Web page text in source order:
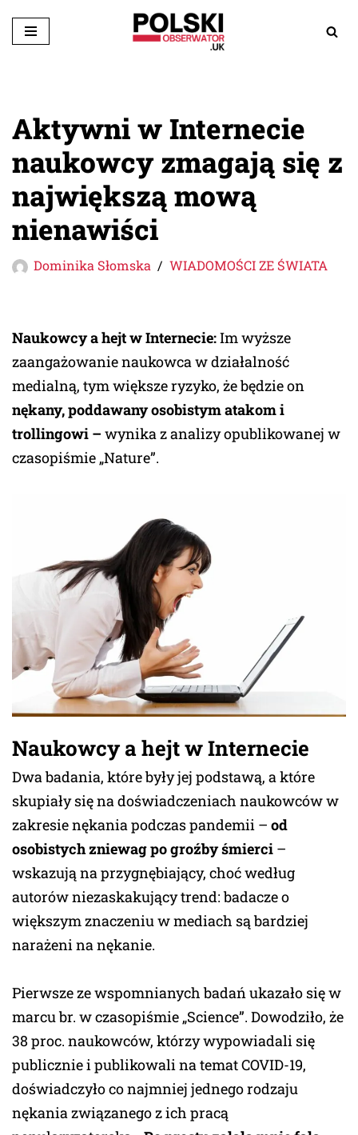
Przejdź
Aktywni w Internecie
naukowcy zmagają się z
największą mową
nienawiści
Dominika Słomska WIADOMOŚCI ZE ŚWIATA
Naukowcy a hejt w Internecie:Im wyższe
zaangażowanie naukowca w działalność
medialną, tym większe ryzyko, że będzie on
nękany, poddawany osobistym atakom i
trollingowi – wynika z analizy opublikowanej w
czasopiśmie „Nature”.
Naukowcy a hejt w Internecie
Dwa badania, które były jej podstawą, a które
skupiały się na doświadczeniach naukowców w
zakresie nękania podczas pandemii – od
osobistych zniewag po groźby śmierci –
wskazują na przygnębiający, choć według
autorów niezaskakujący trend: badacze o
większym znaczeniu w mediach są bardziej
narażeni na nękanie.
Pierwsze ze wspomnianych badań ukazało się w
marcu br. w czasopiśmie „Science”. Dowodziło, że
38 proc. naukowców, którzy wypowiadali się
publicznie i publikowali na temat COVID-19,
doświadczyło co najmniej jednego rodzaju
nękania związanego z ich pracą